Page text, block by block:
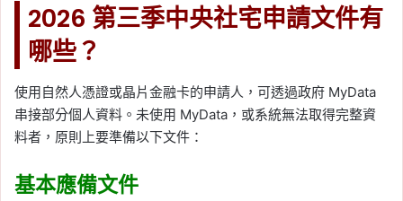
2026 第三季中央社宅申請文件有
哪些？
使用自然人憑證或晶片金融卡的申請人，可透過政府 MyData
串接部分個人資料。未使用 MyData，或系統無法取得完整資
料者，原則上要準備以下文件：
基本應備文件